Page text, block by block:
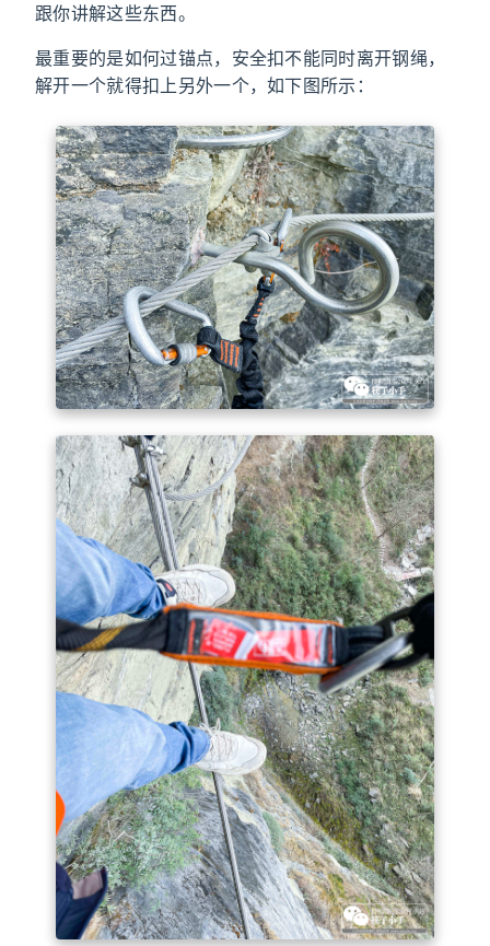
跟你讲解这些东西。
最重要的是如何过锚点，安全扣不能同时离开钢绳，
解开一个就得扣上另外一个，如下图所示：